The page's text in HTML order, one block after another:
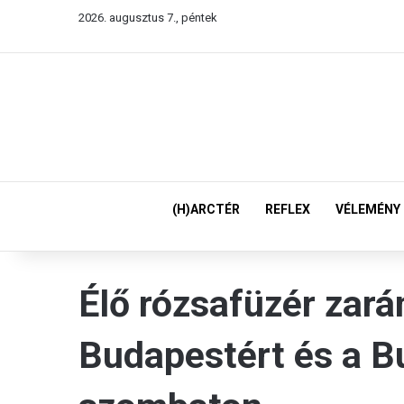
2026. augusztus 7., péntek
(H)ARCTÉR REFLEX VÉLEMÉNY
Élő rózsafüzér
Budapestért és a